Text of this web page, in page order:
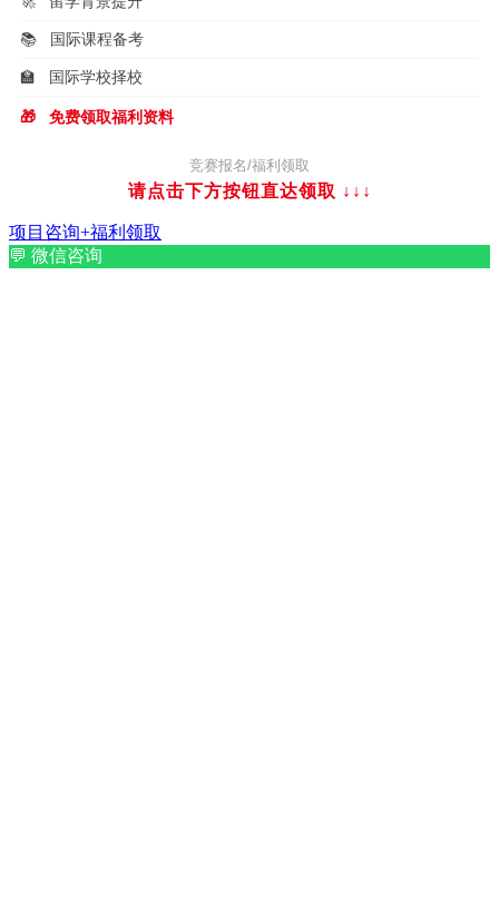
📚 国际课程备考
🏫 国际学校择校
🎁 免费领取福利资料
竞赛报名/福利领取
请点击下方按钮直达领取 ↓↓↓
项目咨询+福利领取
💬 微信咨询